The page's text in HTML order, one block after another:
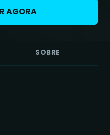
AGORA
SOBRE